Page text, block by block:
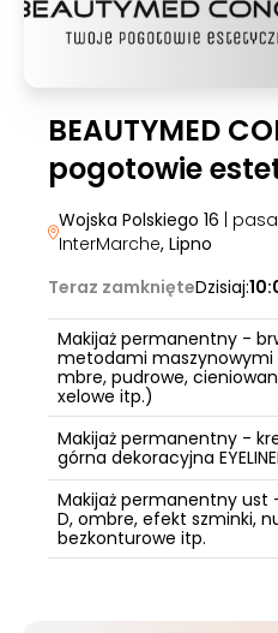
BEAUTYMED
pogotowie
Wojska Polskiego 16 |
InterMarche, Lipno
Teraz zamknięteDzisiaj:
Makijaż permanentny -
metodami maszynowymi
mbre, pudrowe,
xelowe itp.)
Makijaż permanentny -
górna dekoracyjna
Makijaż permanentny ust
D, ombre, efekt szminki,
bezkonturowe itp.